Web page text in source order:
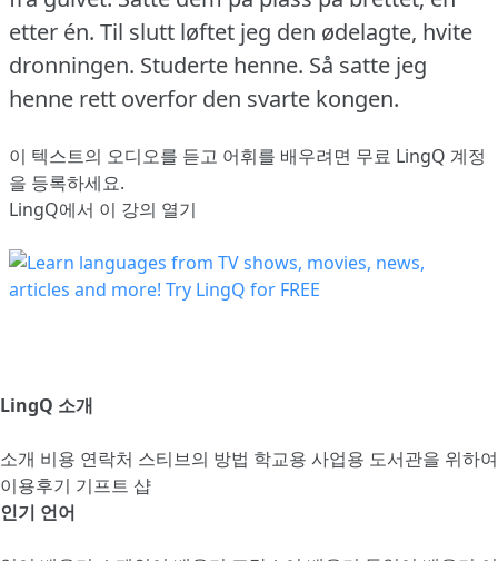
etter én. Til slutt løftet jeg den ødelagte, hvite
dronningen. Studerte henne. Så satte jeg
henne rett overfor den svarte kongen.
이 텍스트의 오디오를 듣고 어휘를 배우려면 무료 LingQ 계정
을 등록하세요.
LingQ에서 이 강의 열기
LingQ 소개
소개 비용 연락처 스티브의 방법 학교용 사업용 도서관을 위하여
이용후기 기프트 샵
인기 언어